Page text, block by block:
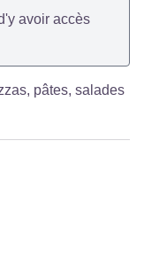
avoir accès
pâtes, salades